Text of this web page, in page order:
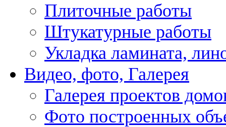
Плиточные работы
Штукатурные работы
Укладка ламината,
Видео, фото, Галерея
Галерея проектов
Фото построенных